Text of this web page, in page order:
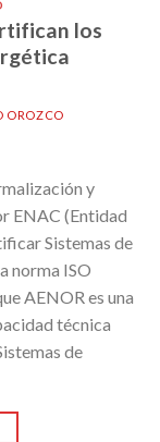
los
OROZCO
y
ENAC (Entidad
Sistemas de
norma ISO
AENOR es una
técnica
de